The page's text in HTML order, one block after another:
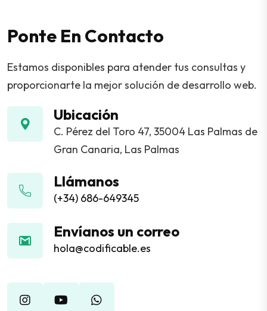
Ponte En Contacto
Estamos disponibles para atender tus consultas y
proporcionarte la mejor solución de desarrollo web.
Ubicación
C. Pérez del Toro 47, 35004 Las Palmas de
Gran Canaria, Las Palmas
Llámanos
(+34) 686-649345
Envíanos un correo
hola@codificable.es